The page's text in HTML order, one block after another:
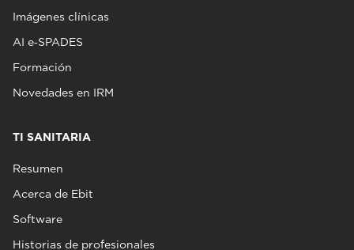
Imágenes clínicas
AI e‑SPADES
Formación
Novedades en IRM
TI SANITARIA
Resumen
Acerca de Ebit
Software
Historias de profesionales